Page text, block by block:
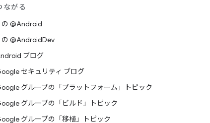
ながる
の @Android
の @AndroidDev
ブログ
セキュリティ ブログ
グループの「プラットフォーム」トピック
グループの「ビルド」トピック
グループの「移植」トピック